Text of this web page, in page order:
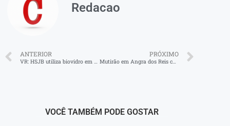
Redacao
ANTERIOR
VR: HSJB utiliza biovidro em cirurgia
PRÓXIMO
Mutirão em Angra dos Reis cadastra quase 50 artesãos
VOCÊ TAMBÉM PODE GOSTAR